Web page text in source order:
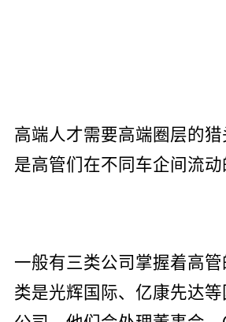
高端人才需要高端圈层的
是高管们在不同车企间流动
一般有三类公司掌握着高
类是光辉国际、亿康先达